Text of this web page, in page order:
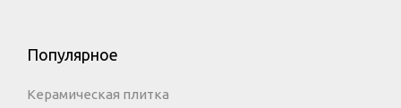
Популярное
Керамическая плитка